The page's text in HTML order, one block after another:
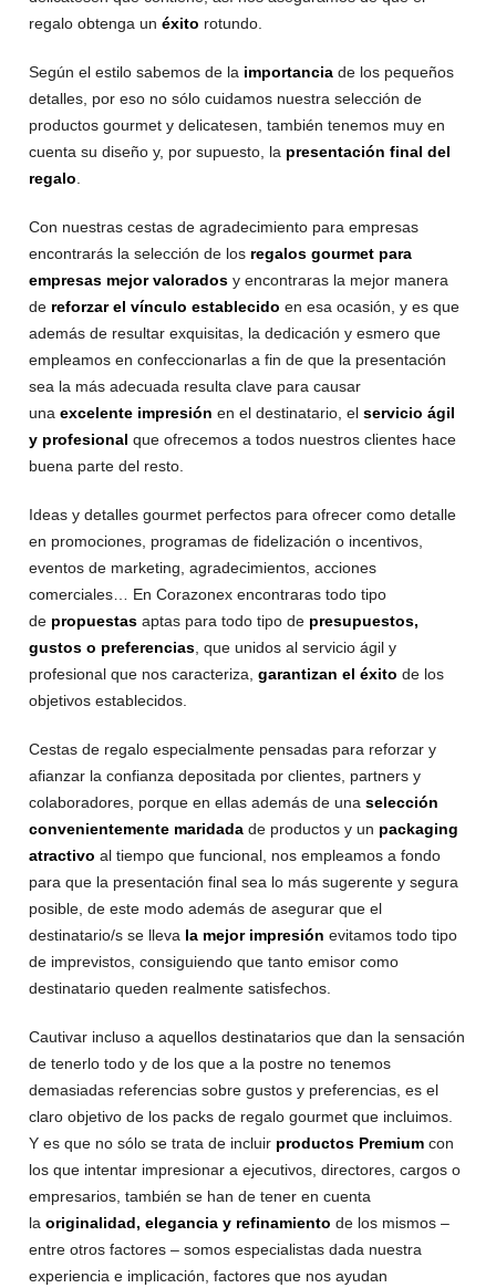
regalo obtenga unéxito rotundo.
Según el estilo sabemos de la importancia de los pequeños
detalles, por eso no sólo cuidamos nuestra selección de
productos gourmet y delicatesen, también tenemos muy en
cuenta su diseño y, por supuesto, la presentación final del
regalo
Con nuestras cestas de agradecimiento para empresas
encontrarás la selección de los regalos gourmet para
empresas mejor valorados y encontraras la mejor manera
de reforzar el vínculo establecido en esa ocasión, y es que
además de resultar exquisitas, la dedicación y esmero que
empleamos en confeccionarlas a fin de que la presentación
sea la más adecuada resulta clave para causar
unaexcelente impresión en el destinatario, elservicio ágil
y profesional que ofrecemos a todos nuestros clientes hace
buena parte del resto.
Ideas y detalles gourmet perfectos para ofrecer como detalle
en promociones, programas de fidelización o incentivos,
eventos de marketing, agradecimientos, acciones
comerciales… En Corazonex encontraras todo tipo
de propuestasaptas para todo tipo de presupuestos,
gustos o preferencias , que unidos al servicio ágil y
profesional que nos caracteriza,garantizan el éxito de los
objetivos establecidos.
Cestas de regalo especialmente pensadas para reforzar y
afianzar la confianza depositada por clientes, partners y
colaboradores, porque en ellas además de unaselección
convenientemente maridada de productos y un packaging
atractivo al tiempo que funcional, nos empleamos a fondo
para que la presentación final sea lo más sugerente y segura
posible, de este modo además de asegurar que el
destinatario/s se lleva la mejor impresión evitamos todo tipo
de imprevistos, consiguiendo que tanto emisor como
destinatario queden realmente satisfechos.
Cautivar incluso a aquellos destinatarios que dan la sensación
de tenerlo todo y de los que a la postre no tenemos
demasiadas referencias sobre gustos y preferencias, es el
claro objetivo de los packs de regalo gourmet que incluimos.
Y es que no sólo se trata de incluir productos Premium con
los que intentar impresionar a ejecutivos, directores, cargos o
empresarios, también se han de tener en cuenta
laoriginalidad, elegancia y refinamiento de los mismos –
entre otros factores – somos especialistas dada nuestra
experiencia e implicación, factores que nos ayudan